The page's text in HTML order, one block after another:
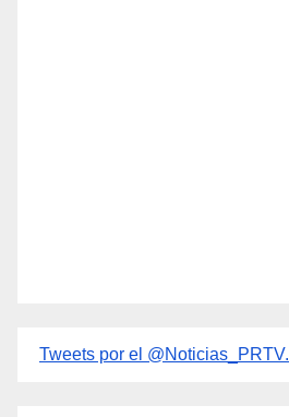
Tweets por el @Noticias_PRTV.